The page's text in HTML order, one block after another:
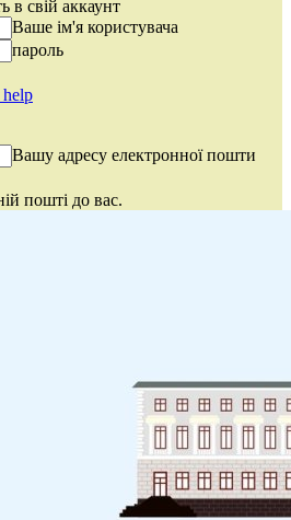
в свій аккаунт
Ваше ім'я користувача
пароль
Вашу адресу електронної пошти
пошті до вас.